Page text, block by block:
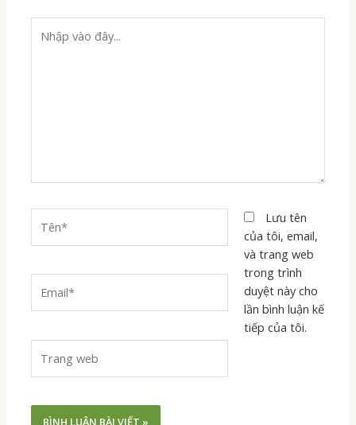
vào
web
Lưu tên
của tôi, email,
và trang web
trong trình
duyệt này cho
lần bình luận kế
tiếp của tôi.